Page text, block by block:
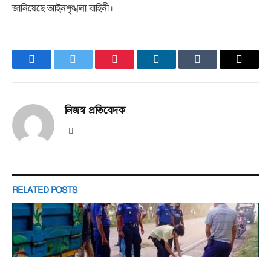
জানিয়েছে আইনশৃঙ্খলা বাহিনী।
FacebookTwitter PinterestLinkedInTumblr Email
নিজস্ব প্রতিবেদক
RELATED POSTS